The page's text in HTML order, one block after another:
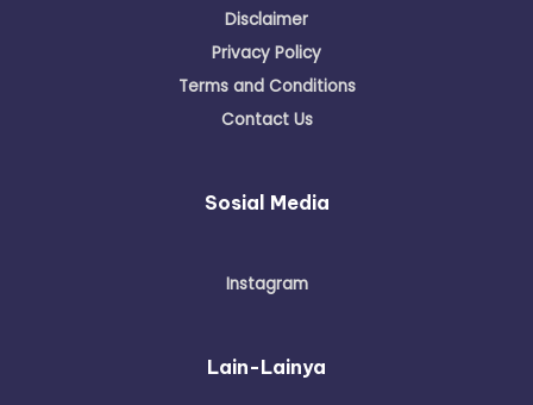
Disclaimer
Privacy Policy
Terms and Conditions
Contact Us
Sosial Media
Instagram
Lain-Lainya